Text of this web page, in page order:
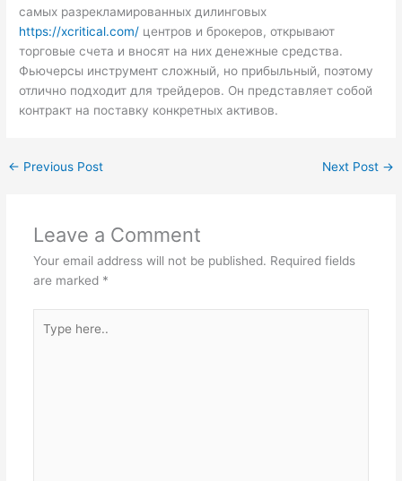
самых разрекламированных дилинговых
https://xcritical.com/ центров и брокеров, открывают
торговые счета и вносят на них денежные средства.
Фьючерсы инструмент сложный, но прибыльный, поэтому
отлично подходит для трейдеров. Он представляет собой
контракт на поставку конкретных активов.
← Previous Post Next Post →
Leave a Comment
Your email address will not be published. Required fields
are marked *
here..